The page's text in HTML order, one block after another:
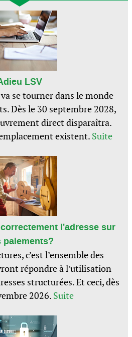
LSV
se tourner dans le monde
Dès le 30 septembre 2028,
direct disparaîtra.
existent. Suite
l'adresse sur
paiements?
c’est l’ensemble des
répondre à l’utilisation
structurées. Et ceci, dès
2026. Suite